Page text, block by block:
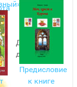
Предисловие
к книге
Дорогие
друзья!